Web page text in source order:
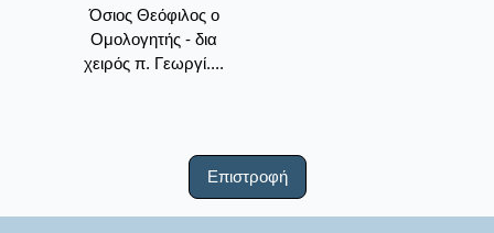
Όσιος Θεόφιλος ο
Ομολογητής - δια
χειρός π. Γεωργί....
Επιστροφή